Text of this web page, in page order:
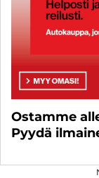
Ostamme
Pyydä